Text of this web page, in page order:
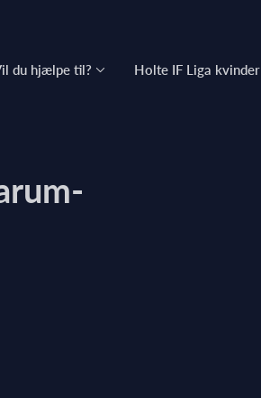
du hjælpe til? Holte IF Liga kvinder